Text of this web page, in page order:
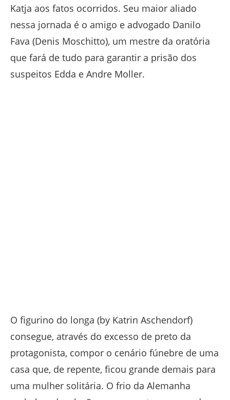
Katja aos fatos ocorridos. Seu maior aliado
nessa jornada é o amigo e advogado Danilo
Fava (Denis Moschitto), um mestre da oratória
que fará de tudo para garantir a prisão dos
suspeitos Edda e Andre Moller.
O figurino do longa (by Katrin Aschendorf)
consegue, através do excesso de preto da
protagonista, compor o cenário fúnebre de uma
casa que, de repente, ficou grande demais para
uma mulher solitária. O frio da Alemanha